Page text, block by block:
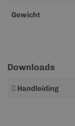
Gewicht
Downloads
Meer
Handleiding